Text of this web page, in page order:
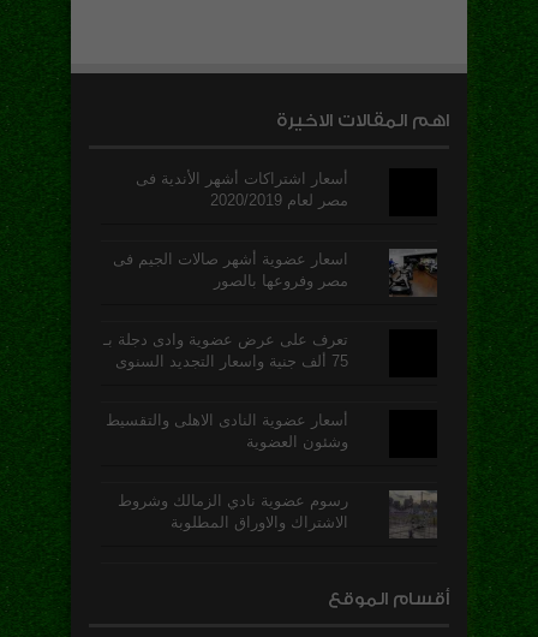
اهم المقالات الاخيرة
أسعار اشتراكات أشهر الأندية فى
مصر لعام 2020/2019
اسعار عضوية أشهر صالات الجيم فى
مصر وفروعها بالصور
تعرف على عرض عضوية وادى دجلة بـ
75 ألف جنية واسعار التجديد السنوى
أسعار عضوية النادى الاهلى والتقسيط
وشئون العضوية
رسوم عضوية نادي الزمالك وشروط
الاشتراك والاوراق المطلوبة
أقسام الموقع